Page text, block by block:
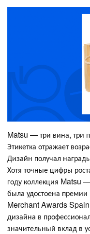
Matsu — три вина, три
Этикетка отражает
Дизайн получал
Хотя точные цифры
году коллекция
была удостоена
Merchant Awards
дизайна в
значительный вклад в